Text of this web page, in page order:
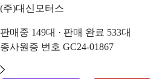
(주)대신모터스
판매중 149대 · 판매 완료 533대
종사원증 번호 GC24-01867